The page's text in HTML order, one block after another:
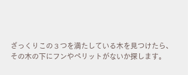
ざっくりこの３つを満たしている木を見つけたら、
その木の下にフンやペリットがないか探します。